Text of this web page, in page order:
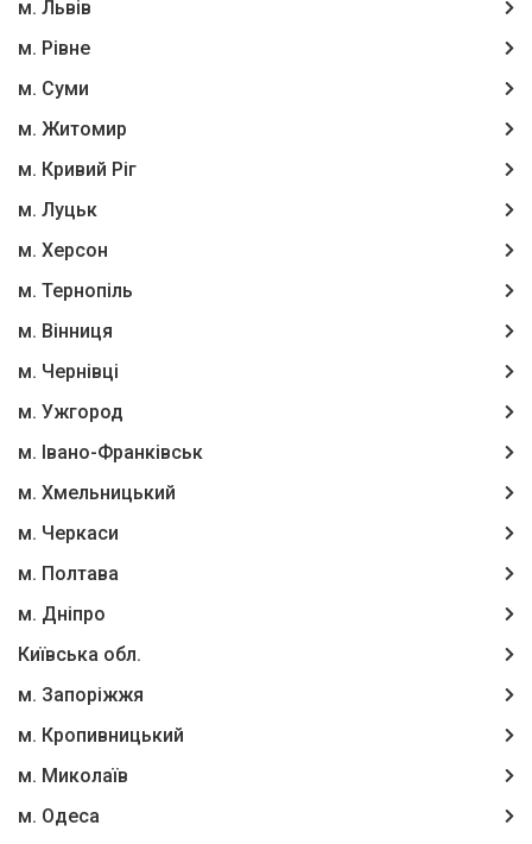
м. Львів
м. Рівне
м. Суми
м. Житомир
м. Кривий Ріг
м. Луцьк
м. Херсон
м. Тернопіль
м. Вінниця
м. Чернівці
м. Ужгород
м. Івано-Франківськ
м. Хмельницький
м. Черкаси
м. Полтава
м. Дніпро
Київська обл.
м. Запоріжжя
м. Кропивницький
м. Миколаїв
м. Одеса